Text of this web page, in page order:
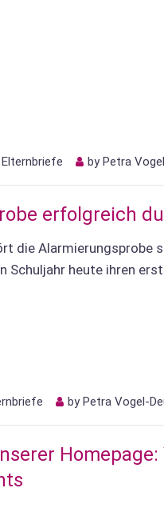
Elternbriefe byPetra
erfolgreich
die
Schuljahr heute ihren
byPetra Vogel-